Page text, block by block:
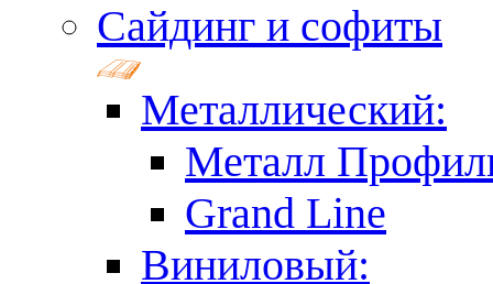
Сайдинг и софиты
Металлический:
Металл
Grand Line
Виниловый: